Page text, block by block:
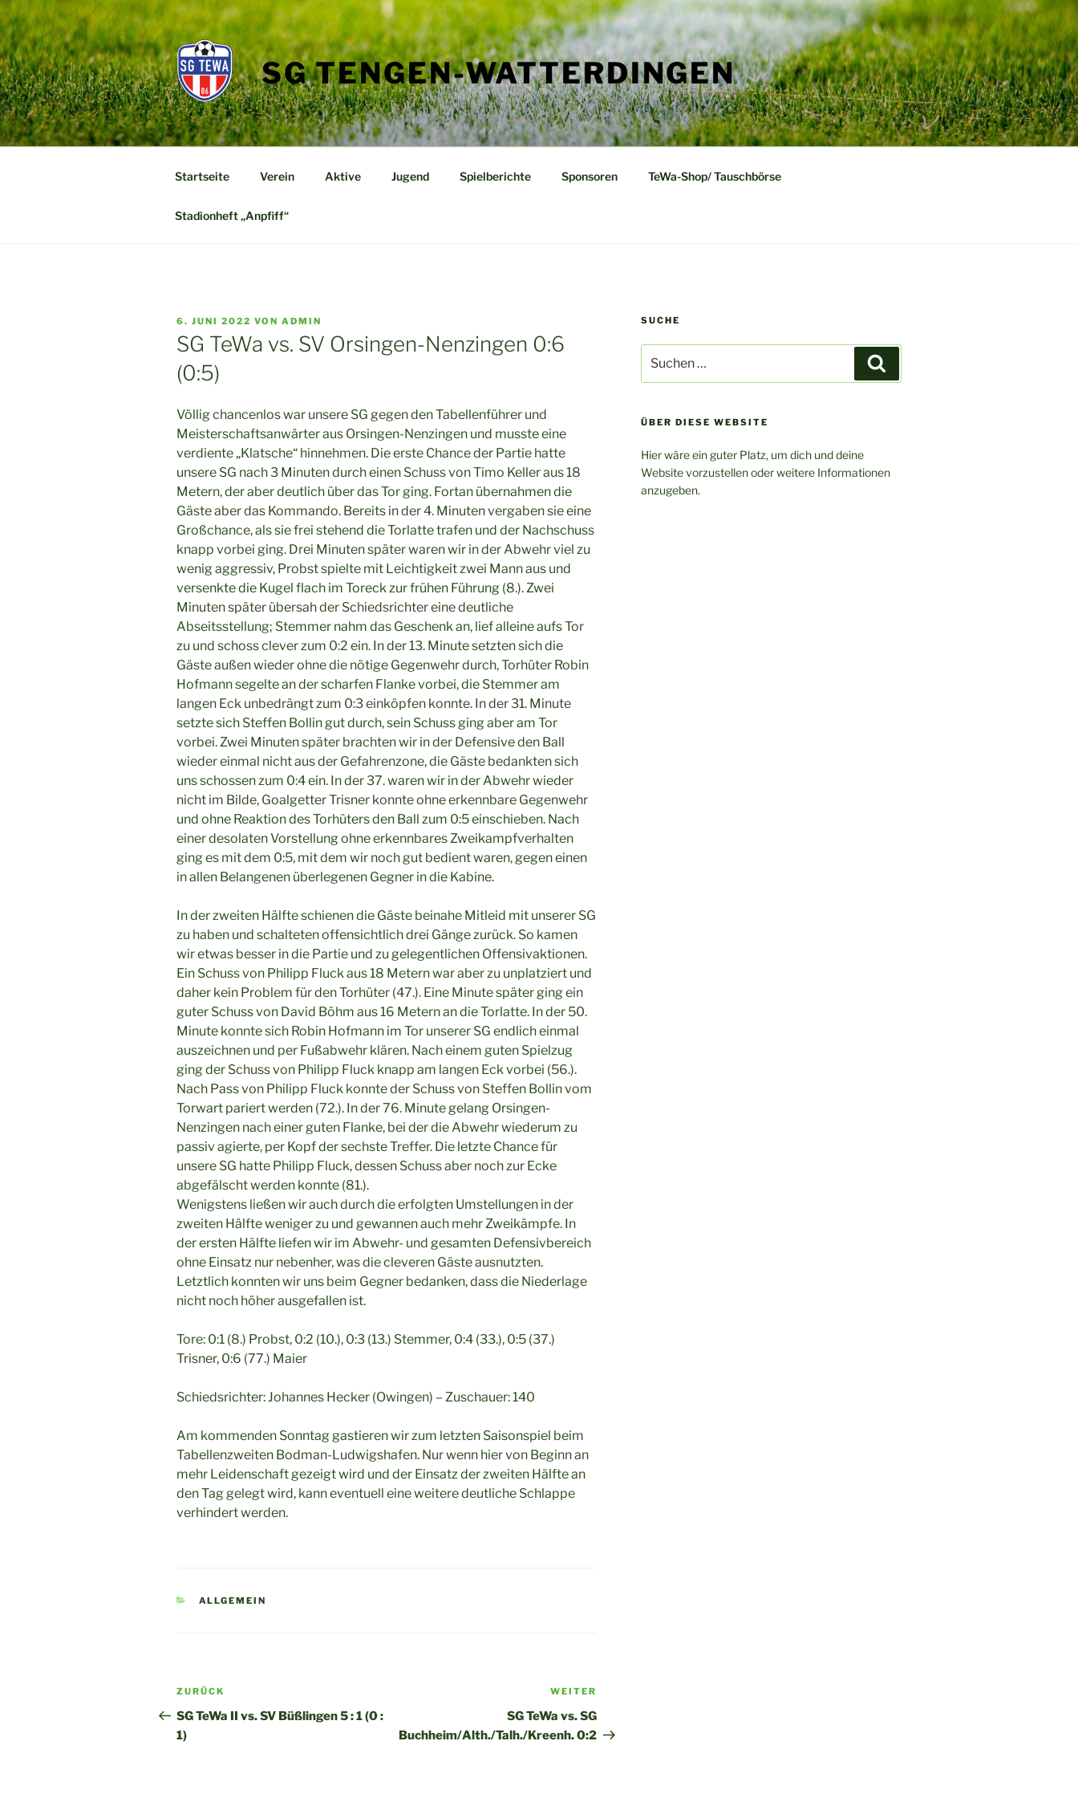
Zum
Inhalt
springen
SG TENGEN-WATTERDINGEN
Startseite Verein Aktive Jugend Spielberichte Sponsoren TeWa-Shop/ Tauschbörse
Stadionheft „Anpfiff“
VERÖFFENTLICHT
AM
6. JUNI 2022 VON ADMIN
SG TeWa vs. SV Orsingen-Nenzingen 0:6
(0:5)
Völlig chancenlos war unsere SG gegen den Tabellenführer und
Meisterschaftsanwärter aus Orsingen-Nenzingen und musste eine
verdiente „Klatsche“ hinnehmen. Die erste Chance der Partie hatte
unsere SG nach 3 Minuten durch einen Schuss von Timo Keller aus 18
Metern, der aber deutlich über das Tor ging. Fortan übernahmen die
Gäste aber das Kommando. Bereits in der 4. Minuten vergaben sie eine
Großchance, als sie frei stehend die Torlatte trafen und der Nachschuss
knapp vorbei ging. Drei Minuten später waren wir in der Abwehr viel zu
wenig aggressiv, Probst spielte mit Leichtigkeit zwei Mann aus und
versenkte die Kugel flach im Toreck zur frühen Führung (8.). Zwei
Minuten später übersah der Schiedsrichter eine deutliche
Abseitsstellung; Stemmer nahm das Geschenk an, lief alleine aufs Tor
zu und schoss clever zum 0:2 ein. In der 13. Minute setzten sich die
Gäste außen wieder ohne die nötige Gegenwehr durch, Torhüter Robin
Hofmann segelte an der scharfen Flanke vorbei, die Stemmer am
langen Eck unbedrängt zum 0:3 einköpfen konnte. In der 31. Minute
setzte sich Steffen Bollin gut durch, sein Schuss ging aber am Tor
vorbei. Zwei Minuten später brachten wir in der Defensive den Ball
wieder einmal nicht aus der Gefahrenzone, die Gäste bedankten sich
uns schossen zum 0:4 ein. In der 37. waren wir in der Abwehr wieder
nicht im Bilde, Goalgetter Trisner konnte ohne erkennbare Gegenwehr
und ohne Reaktion des Torhüters den Ball zum 0:5 einschieben. Nach
einer desolaten Vorstellung ohne erkennbares Zweikampfverhalten
ging es mit dem 0:5, mit dem wir noch gut bedient waren, gegen einen
in allen Belangenen überlegenen Gegner in die Kabine.
In der zweiten Hälfte schienen die Gäste beinahe Mitleid mit unserer SG
zu haben und schalteten offensichtlich drei Gänge zurück. So kamen
wir etwas besser in die Partie und zu gelegentlichen Offensivaktionen.
Ein Schuss von Philipp Fluck aus 18 Metern war aber zu unplatziert und
daher kein Problem für den Torhüter (47.). Eine Minute später ging ein
guter Schuss von David Böhm aus 16 Metern an die Torlatte. In der 50.
Minute konnte sich Robin Hofmann im Tor unserer SG endlich einmal
auszeichnen und per Fußabwehr klären. Nach einem guten Spielzug
ging der Schuss von Philipp Fluck knapp am langen Eck vorbei (56.).
Nach Pass von Philipp Fluck konnte der Schuss von Steffen Bollin vom
Torwart pariert werden (72.). In der 76. Minute gelang Orsingen-
Nenzingen nach einer guten Flanke, bei der die Abwehr wiederum zu
passiv agierte, per Kopf der sechste Treffer. Die letzte Chance für
unsere SG hatte Philipp Fluck, dessen Schuss aber noch zur Ecke
abgefälscht werden konnte (81.).
Wenigstens ließen wir auch durch die erfolgten Umstellungen in der
zweiten Hälfte weniger zu und gewannen auch mehr Zweikämpfe. In
der ersten Hälfte liefen wir im Abwehr- und gesamten Defensivbereich
ohne Einsatz nur nebenher, was die cleveren Gäste ausnutzten.
Letztlich konnten wir uns beim Gegner bedanken, dass die Niederlage
nicht noch höher ausgefallen ist.
Tore: 0:1 (8.) Probst, 0:2 (10.), 0:3 (13.) Stemmer, 0:4 (33.), 0:5 (37.)
Trisner, 0:6 (77.) Maier
Schiedsrichter: Johannes Hecker (Owingen) – Zuschauer: 140
Am kommenden Sonntag gastieren wir zum letzten Saisonspiel beim
Tabellenzweiten Bodman-Ludwigshafen. Nur wenn hier von Beginn an
mehr Leidenschaft gezeigt wird und der Einsatz der zweiten Hälfte an
den Tag gelegt wird, kann eventuell eine weitere deutliche Schlappe
verhindert werden.
KATEGORIEN
ALLGEMEIN
Beitragsnavigation
Vorheriger
Beitrag
ZURÜCK
SG TeWa II vs. SV Büßlingen 5 : 1 (0 :
1)
Beitrag
WEITER
SG TeWa vs. SG
Buchheim/Alth./Talh./Kreenh. 0:2
SUCHE
nach:
ÜBER DIESE WEBSITE
Hier wäre ein guter Platz, um dich und deine
Website vorzustellen oder weitere Informationen
anzugeben.